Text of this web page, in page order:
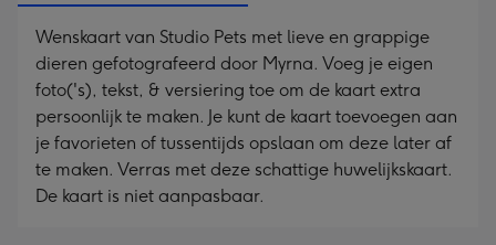
Wenskaart van Studio Pets met lieve en grappige
dieren gefotografeerd door Myrna. Voeg je eigen
foto('s), tekst, & versiering toe om de kaart extra
persoonlijk te maken. Je kunt de kaart toevoegen aan
je favorieten of tussentijds opslaan om deze later af
te maken. Verras met deze schattige huwelijkskaart.
De kaart is niet aanpasbaar.